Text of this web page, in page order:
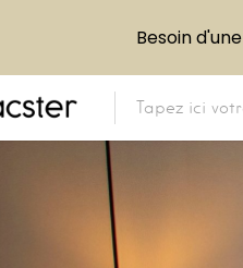
Besoin d'une